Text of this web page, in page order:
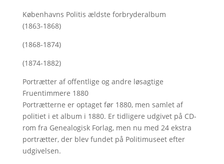
Københavns Politis ældste forbryderalbum
(1863-1868)
(1868-1874)
(1874-1882)
Portrætter af offentlige og andre løsagtige
Fruentimmere 1880
Portrætterne er optaget før 1880, men samlet af
politiet i et album i 1880. Er tidligere udgivet på CD-
rom fra Genealogisk Forlag, men nu med 24 ekstra
portrætter, der blev fundet på Politimuseet efter
udgivelsen.